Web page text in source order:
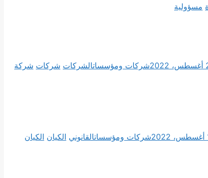
مسؤولية
شركات ومؤسساتالشركات شركات شركة
شركات ومؤسساتالقانوني الكيان الكيان